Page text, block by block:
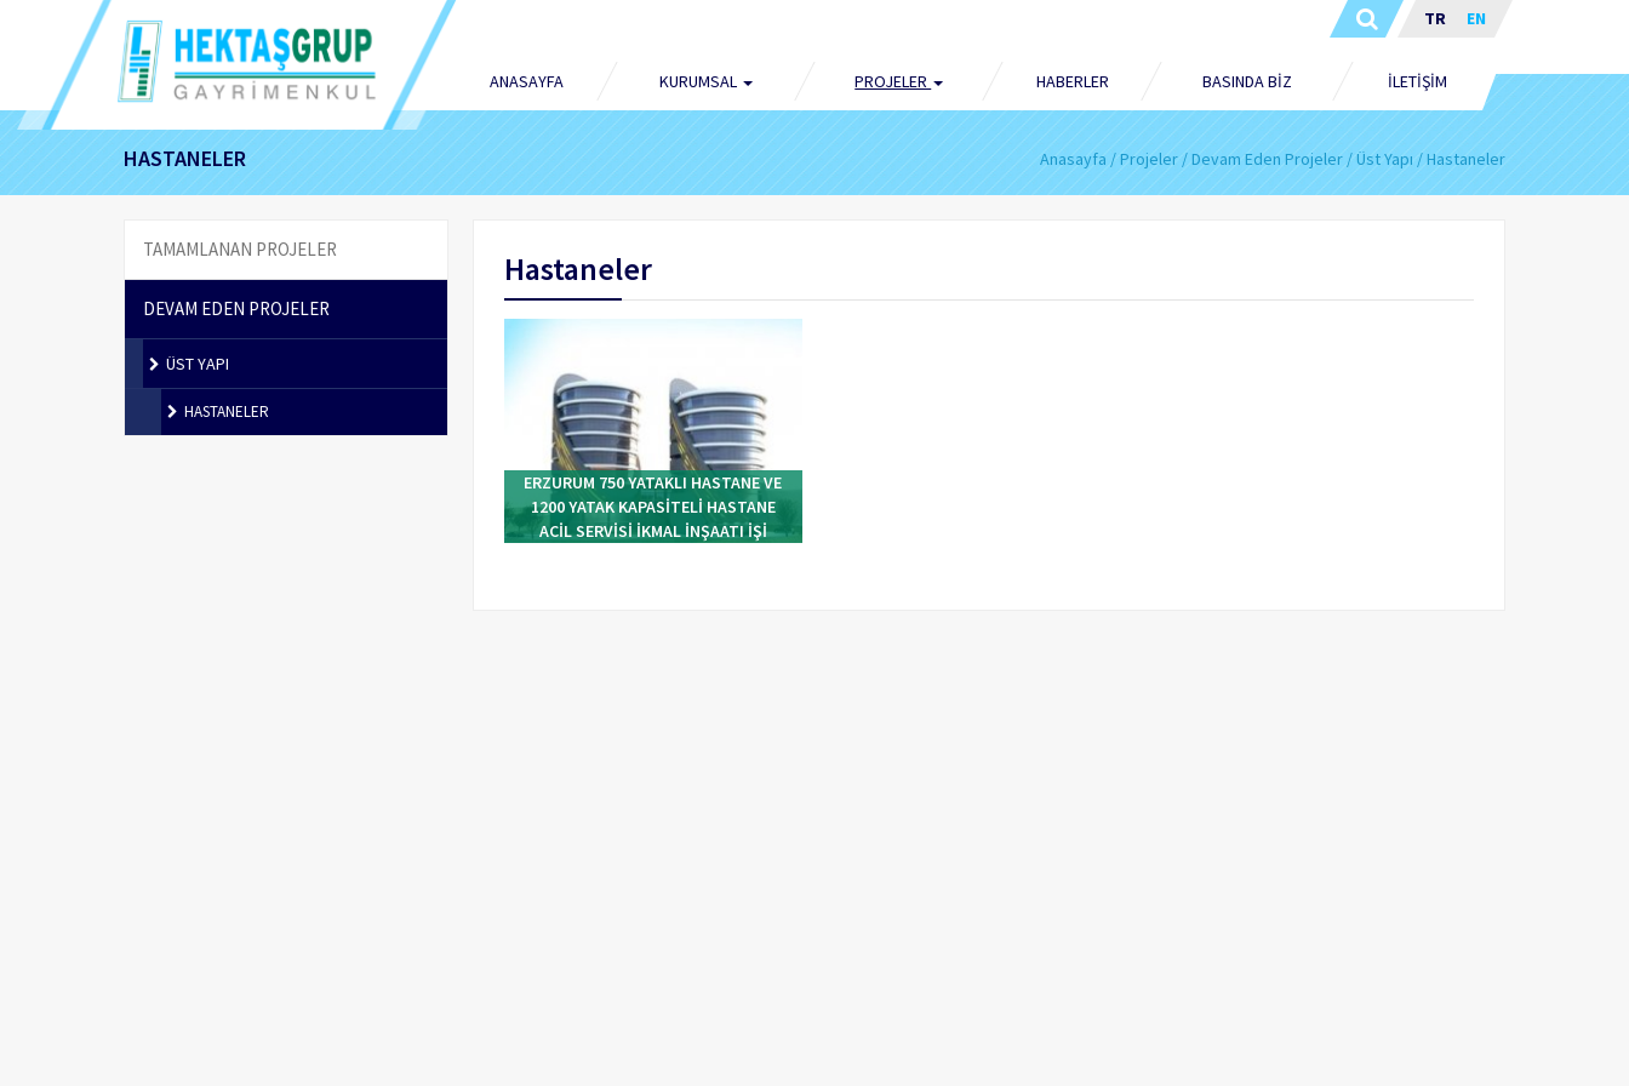
TR EN
ANASAYFA KURUMSAL PROJELER HABERLER BASINDA BİZ İLETİŞİM
HASTANELER Anasayfa Projeler Devam Eden Projeler Üst Yapı Hastaneler
TAMAMLANAN PROJELER
DEVAM EDEN PROJELER
ÜST YAPI
HASTANELER
Hastaneler
ERZURUM 750 YATAKLI HASTANE VE
1200 YATAK KAPASİTELİ HASTANE
ACİL SERVİSİ İKMAL İNŞAATI İŞİ